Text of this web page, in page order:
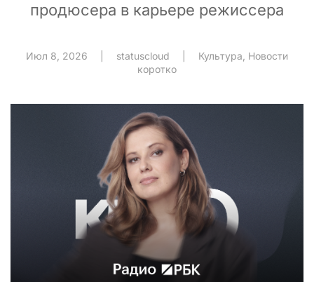
продюсера в карьере режиссера
Июл 8, 2026 statuscloud Культура Новости
коротко